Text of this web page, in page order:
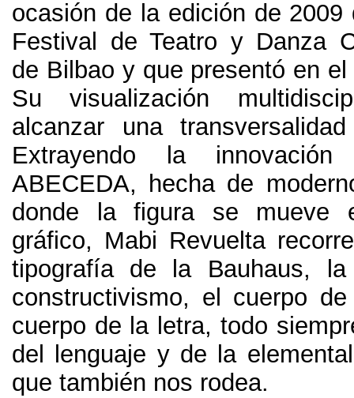
ocasión de la edición de 2009
Festival de Teatro y Danza
de Bilbao y que presentó en el
Su visualización
alcanzar una
Extrayendo la
ABECEDA,
hecha de
donde la figura se mueve
gráfico, Mabi Revuelta
tipografía de la Bauhaus,
constructivismo, el cuerpo
cuerpo de la letra, todo
del lenguaje y de la
que también nos rodea.